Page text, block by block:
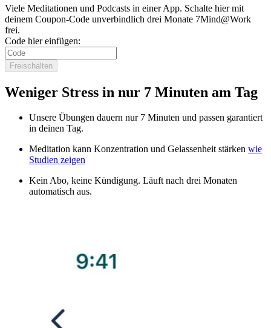
Viele Meditationen und Podcasts in einer App. Schalte hier mit
deinem Coupon-Code unverbindlich drei Monate 7Mind@Work
frei.
Code hier einfügen:
Freischalten
Weniger Stress in nur 7 Minuten am Tag
Unsere Übungen dauern nur 7 Minuten und passen garantiert
in deinen Tag.
Meditation kann Konzentration und Gelassenheit stärken wie
Studien zeigen
Kein Abo, keine Kündigung. Läuft nach drei Monaten
automatisch aus.